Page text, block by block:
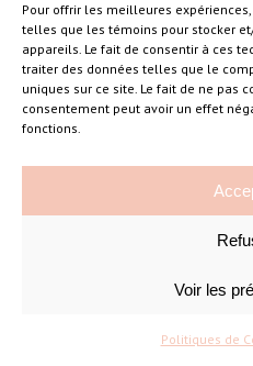
Pour offrir les meilleures
telles que les témoins pour stocker
appareils. Le fait de consentir à ces
traiter des données telles que le
uniques sur ce site. Le fait de ne pas
consentement peut avoir un effet
fonctions.
Voir les
Politiques de
–
Amélie Cousineau
©Amelie